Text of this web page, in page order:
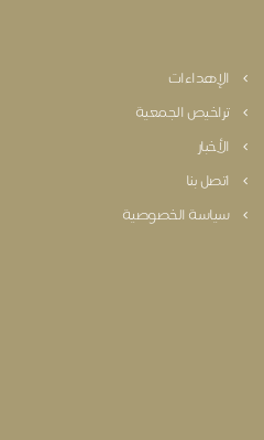
الإهداءات
تراخيص الجمعية
الأخبار
اتصل بنا
سياسة الخصوصية